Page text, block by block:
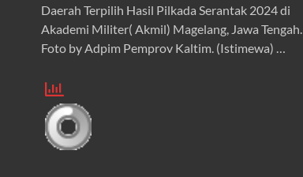
Daerah Terpilih Hasil Pilkada Serantak 2024 di
Akademi Militer( Akmil) Magelang, Jawa Tengah.
Foto by Adpim Pemprov Kaltim. (Istimewa) …